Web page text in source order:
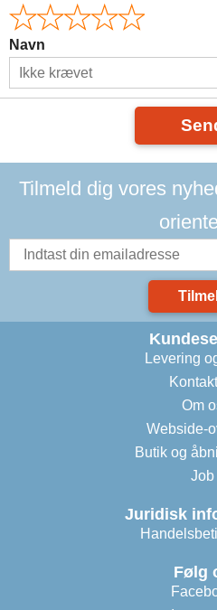
Navn
Tilmeld dig vores
Levering
Om
Webside-
Butik og
Job
Juridisk
Følg